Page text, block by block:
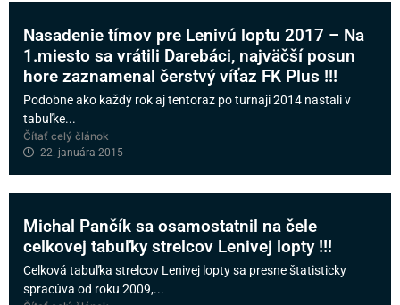
Nasadenie tímov pre Lenivú loptu 2017 – Na
1.miesto sa vrátili Darebáci, najväčší posun
hore zaznamenal čerstvý víťaz FK Plus !!!
Podobne ako každý rok aj tentoraz po turnaji 2014 nastali v
tabuľke...
Čítať celý článok
22. januára 2015
Michal Pančík sa osamostatnil na čele
celkovej tabuľky strelcov Lenivej lopty !!!
Celková tabuľka strelcov Lenivej lopty sa presne štatisticky
spracúva od roku 2009,...